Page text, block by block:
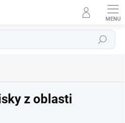
Hledat
z oblasti